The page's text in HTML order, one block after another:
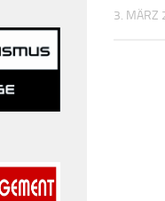
3. MÄRZ